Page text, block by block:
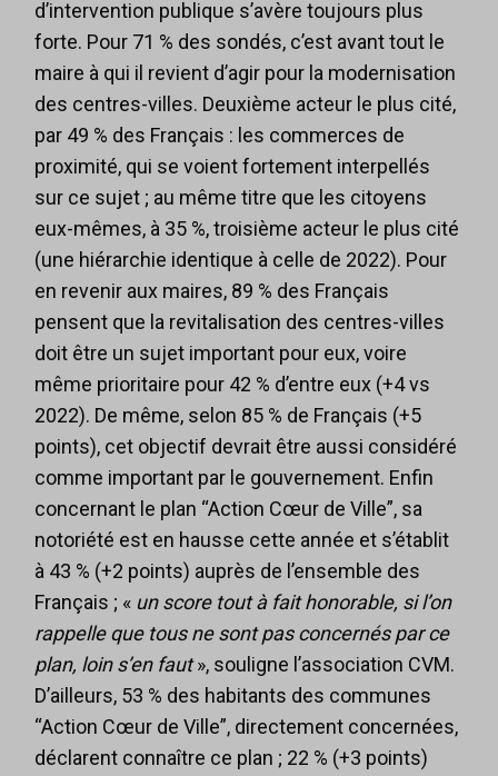
d’intervention publique s’avère toujours plus
forte. Pour 71 % des sondés, c’est avant tout le
maire à qui il revient d’agir pour la modernisation
des centres-villes. Deuxième acteur le plus cité,
par 49 % des Français : les commerces de
proximité, qui se voient fortement interpellés
sur ce sujet ; au même titre que les citoyens
eux-mêmes, à 35 %, troisième acteur le plus cité
(une hiérarchie identique à celle de 2022). Pour
en revenir aux maires, 89 % des Français
pensent que la revitalisation des centres-villes
doit être un sujet important pour eux, voire
même prioritaire pour 42 % d’entre eux (+4 vs
2022). De même, selon 85 % de Français (+5
points), cet objectif devrait être aussi considéré
comme important par le gouvernement. Enfin
concernant le plan “Action Cœur de Ville”, sa
notoriété est en hausse cette année et s’établit
à 43 % (+2 points) auprès de l’ensemble des
Français ; « un score tout à fait honorable, si l’on
rappelle que tous ne sont pas concernés par ce
plan, loin s’en faut», souligne l’association CVM.
D’ailleurs, 53 % des habitants des communes
“Action Cœur de Ville”, directement concernées,
déclarent connaître ce plan ; 22 % (+3 points)